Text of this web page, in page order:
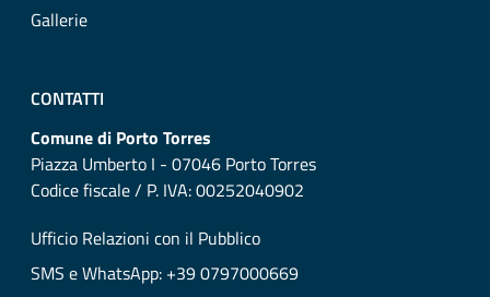
Gallerie
CONTATTI
Comune di Porto Torres
Piazza Umberto I - 07046 Porto Torres
Codice fiscale / P. IVA: 00252040902
Ufficio Relazioni con il Pubblico
SMS e WhatsApp: +39 0797000669